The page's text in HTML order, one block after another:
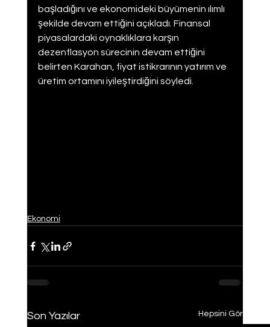
başladığını ve ekonomideki büyümenin ılımlı
şekilde devam ettiğini açıkladı. Finansal
piyasalardaki oynaklıklara karşın
dezenflasyon sürecinin devam ettiğini
belirten Karahan, fiyat istikrarının yatırım ve
üretim ortamını iyileştirdiğini söyledi.
Ekonomi
Son Yazılar Hepsini Gör